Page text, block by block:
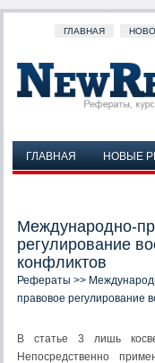
ГЛАВНАЯ
ГЛАВНАЯ НОВЫЕ
Международно-
регулирование
конфликтов
Рефераты >>
правовое регулирование
В статье 3 лишь
Непосредственно